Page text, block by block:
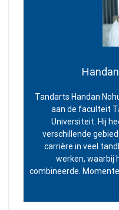
Tandarts Handan
aan de faculteit
Universiteit. Hij
verschillende
carrière in veel
werken, waarbij
combineerde.